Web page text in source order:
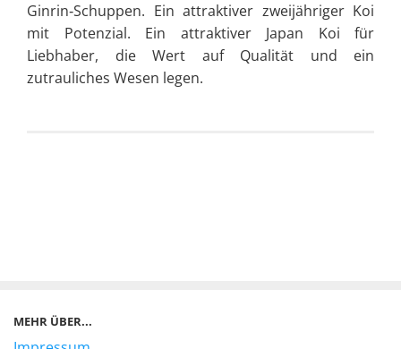
Ginrin‑Schuppen. Ein attraktiver zweijähriger Koi
mit Potenzial. Ein attraktiver Japan Koi für
Liebhaber, die Wert auf Qualität und ein
zutrauliches Wesen legen.
MEHR ÜBER...